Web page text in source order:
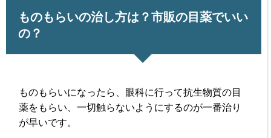
ものもらいの治し方は？市販の目薬でいい
の？
ものもらいになったら、眼科に行って抗生物質の目
薬をもらい、一切触らないようにするのが一番治り
が早いです。